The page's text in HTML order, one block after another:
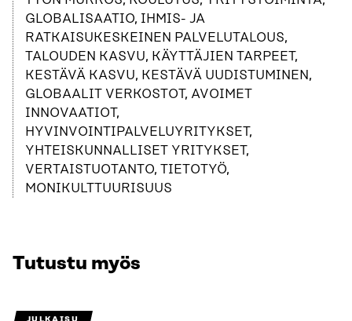
GLOBALISAATIO, IHMIS- JA
RATKAISUKESKEINEN PALVELUTALOUS,
TALOUDEN KASVU, KÄYTTÄJIEN TARPEET,
KESTÄVÄ KASVU, KESTÄVÄ UUDISTUMINEN,
GLOBAALIT VERKOSTOT, AVOIMET
INNOVAATIOT,
HYVINVOINTIPALVELUYRITYKSET,
YHTEISKUNNALLISET YRITYKSET,
VERTAISTUOTANTO, TIETOTYÖ,
MONIKULTTUURISUUS
Tutustu myös